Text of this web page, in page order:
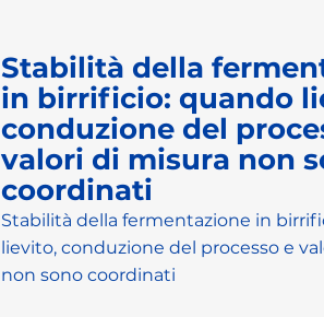
Stabilità della
in birrificio: quando
conduzione del
valori di misura non
coordinati
Stabilità della fermentazione in
lievito, conduzione del processo e
non sono coordinati